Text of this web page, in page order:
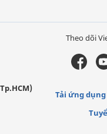
Theo dõi
Tải ứng dụng